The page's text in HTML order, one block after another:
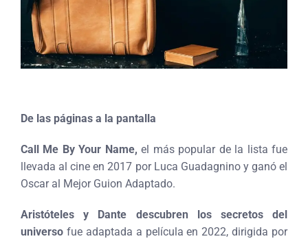
De las páginas a la pantalla
Call Me By Your Name, el más popular de la lista fue
llevada al cine en 2017 por Luca Guadagnino y ganó el
Oscar al Mejor Guion Adaptado.
Aristóteles y Dante descubren los secretos del
universo fue adaptada a película en 2022, dirigida por